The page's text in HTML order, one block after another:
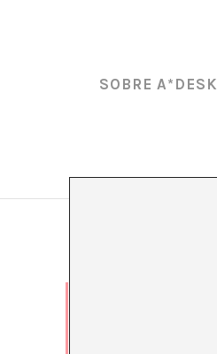
SOBRE A*DESK